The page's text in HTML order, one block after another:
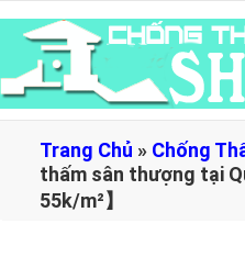
Trang Chủ » Chống
thấm sân thượng tại
55k/m²】